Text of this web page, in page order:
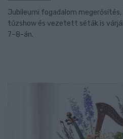
Jubileumi fogadalom
tűzshow és vezetett séták is
7–8-án.